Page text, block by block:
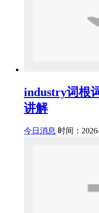
industry词根
讲解
今日消息 时间：